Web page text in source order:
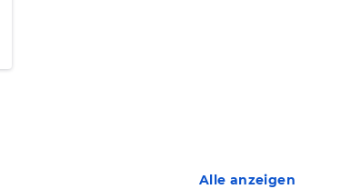
Alle anzeigen